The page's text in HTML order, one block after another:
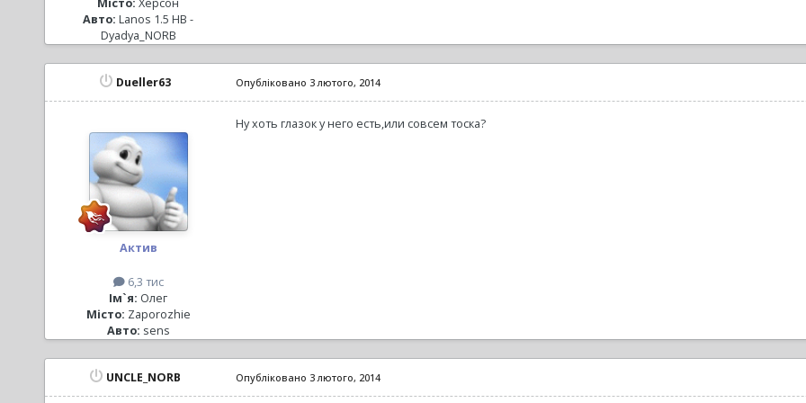
Авто: Lanos 1.5 HB -
Dyadya_NORB
Dueller63
Актив
6,3 тис
Ім`я: Олег
Місто: Zaporozhie
Авто: sens
Опубліковано 3 лютого, 2014
Ну хоть глазок у него есть,или совсем тоска?
UNCLE_NORB Опубліковано 3 лютого, 2014